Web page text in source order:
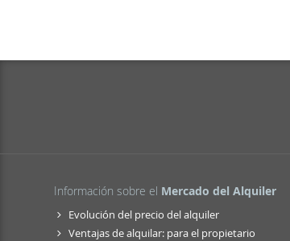
Información sobre el Mercado del Alquiler
Evolución del precio del alquiler
Ventajas de alquilar: para el propietario